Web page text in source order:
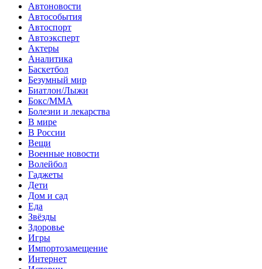
Автоновости
Автособытия
Автоспорт
Автоэксперт
Актеры
Аналитика
Баскетбол
Безумный мир
Биатлон/Лыжи
Бокс/MMA
Болезни и лекарства
В мире
В России
Вещи
Военные новости
Волейбол
Гаджеты
Дети
Дом и сад
Еда
Звёзды
Здоровье
Игры
Импортозамещение
Интернет